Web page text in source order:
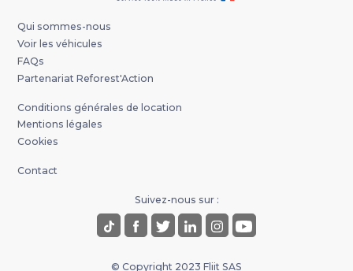
Qui sommes-nous
Voir les véhicules
FAQs
Partenariat Reforest'Action
Conditions générales de location
Mentions légales
Cookies
Contact
Suivez-nous sur :
© Copyright 2023 Fliit SAS